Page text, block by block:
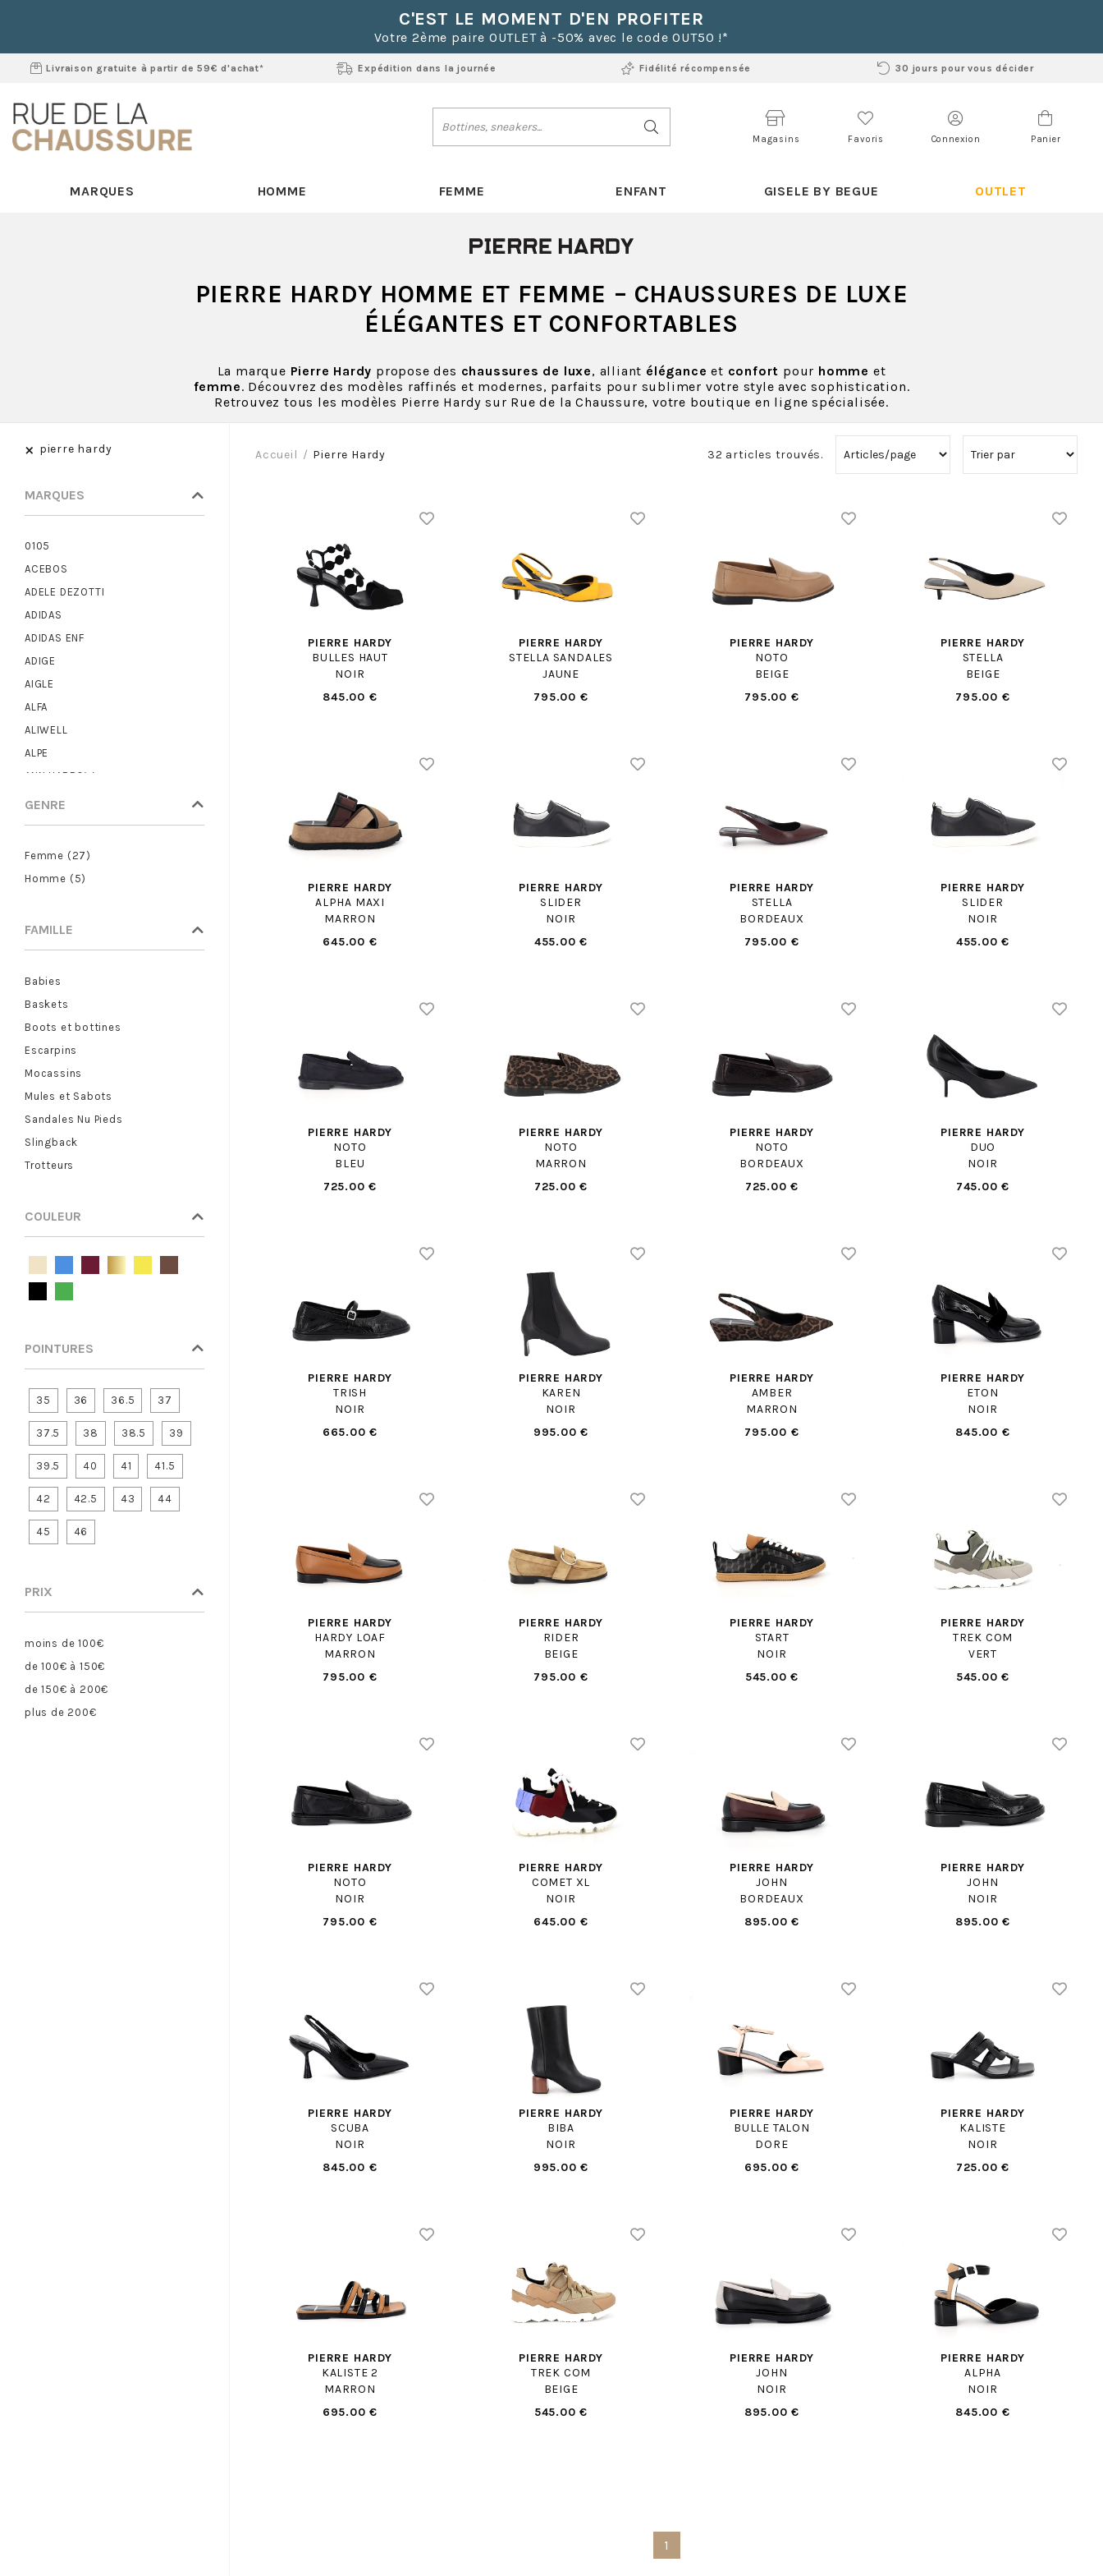
C'EST LE MOMENT D'EN PROFITER
Votre 2ème paire OUTLET à -50% avec le code OUT50 !*
Livraison gratuite à partir de 59€ d'achat* Expédition dans la journée Fidélité récompensée 30 jours pour vous décider
Magasins Favoris Connexion Panier
MARQUES HOMME FEMME ENFANT GISELE BY BEGUE OUTLET
PIERRE HARDY HOMME ET FEMME – CHAUSSURES DE LUXE
ÉLÉGANTES ET CONFORTABLES
La marque Pierre Hardy propose des chaussures de luxe, alliant élégance et confort pour homme et
femme. Découvrez des modèles raffinés et modernes, parfaits pour sublimer votre style avec sophistication.
Retrouvez tous les modèles Pierre Hardy sur Rue de la Chaussure, votre boutique en ligne spécialisée.
× pierre hardy
MARQUES
0105
ACEBOS
ADELE DEZOTTI
ADIDAS
ADIDAS ENF
ADIGE
AIGLE
ALFA
ALIWELL
ALPE
ANN HARROW
ANOTHER TREND
ARA
ASTER
BABYBOTTE
BASE LONDON
BAXXO
BEBERLIS
BELLAMY
BELLAMY PANT
BENSIMON
BIRKENSTOCK
BIRKENSTOCK ENF
BLUNDSTONE
BLUNDSTONE ENF
BOBBIES
BOPY
BRUNO PREMI
BULLBOXER
BULLBOXER F
CAMPER
CANDICE COOPER
CAPO NORD
CAPRICE
CARMELA
CERVONE
CERVONE H
CHAUSSE MOUTON
CHIPIE
GENRE
Femme (27)
Homme (5)
FAMILLE
Babies
Baskets
Boots et bottines
Escarpins
Mocassins
Mules et Sabots
Sandales Nu Pieds
Slingback
Trotteurs
COULEUR
POINTURES
35 36 36.5 37
37.5 38 38.5 39
39.5 40 41 41.5
42 42.5 43 44
45 46
PRIX
moins de 100€
de 100€ à 150€
de 150€ à 200€
plus de 200€
Accueil Pierre Hardy 32 articles trouvés.
PIERRE HARDY
BULLES HAUT
NOIR
845.00 €
PIERRE HARDY
STELLA SANDALES
JAUNE
795.00 €
PIERRE HARDY
NOTO
BEIGE
795.00 €
PIERRE HARDY
STELLA
BEIGE
795.00 €
PIERRE HARDY
ALPHA MAXI
MARRON
645.00 €
PIERRE HARDY
SLIDER
NOIR
455.00 €
PIERRE HARDY
STELLA
BORDEAUX
795.00 €
PIERRE HARDY
SLIDER
NOIR
455.00 €
PIERRE HARDY
NOTO
BLEU
725.00 €
PIERRE HARDY
NOTO
MARRON
725.00 €
PIERRE HARDY
NOTO
BORDEAUX
725.00 €
PIERRE HARDY
DUO
NOIR
745.00 €
PIERRE HARDY
TRISH
NOIR
665.00 €
PIERRE HARDY
KAREN
NOIR
995.00 €
PIERRE HARDY
AMBER
MARRON
795.00 €
PIERRE HARDY
ETON
NOIR
845.00 €
PIERRE HARDY
HARDY LOAF
MARRON
795.00 €
PIERRE HARDY
RIDER
BEIGE
795.00 €
PIERRE HARDY
START
NOIR
545.00 €
PIERRE HARDY
TREK COM
VERT
545.00 €
PIERRE HARDY
NOTO
NOIR
795.00 €
PIERRE HARDY
COMET XL
NOIR
645.00 €
PIERRE HARDY
JOHN
BORDEAUX
895.00 €
PIERRE HARDY
JOHN
NOIR
895.00 €
PIERRE HARDY
SCUBA
NOIR
845.00 €
PIERRE HARDY
BIBA
NOIR
995.00 €
PIERRE HARDY
BULLE TALON
DORE
695.00 €
PIERRE HARDY
KALISTE
NOIR
725.00 €
PIERRE HARDY
KALISTE 2
MARRON
695.00 €
PIERRE HARDY
TREK COM
BEIGE
545.00 €
PIERRE HARDY
JOHN
NOIR
895.00 €
PIERRE HARDY
ALPHA
NOIR
845.00 €
1